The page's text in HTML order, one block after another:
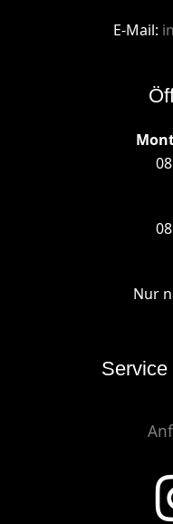
E-Mail:
Nur